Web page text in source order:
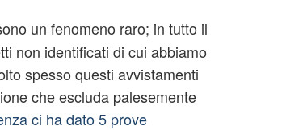
un fenomeno raro; in tutto il
non identificati di cui abbiamo
spesso questi avvistamenti
che escluda palesemente
ci ha dato 5 prove